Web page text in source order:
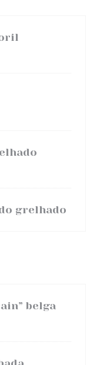
grelhado
belga